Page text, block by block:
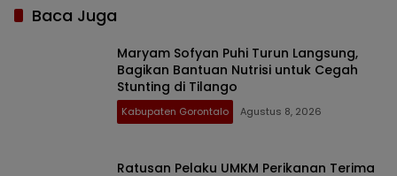
Baca Juga
Maryam Sofyan Puhi Turun Langsung,
Bagikan Bantuan Nutrisi untuk Cegah
Stunting di Tilango
Kabupaten Gorontalo Agustus 8, 2026
Ratusan Pelaku UMKM Perikanan Terima